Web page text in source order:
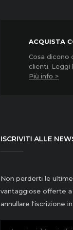
ACQUISTA
Cosa dicono
clienti. Leggi
Più info >
ISCRIVITI ALLE
Non perderti le
vantaggiose offerte
annullare l'iscrizione